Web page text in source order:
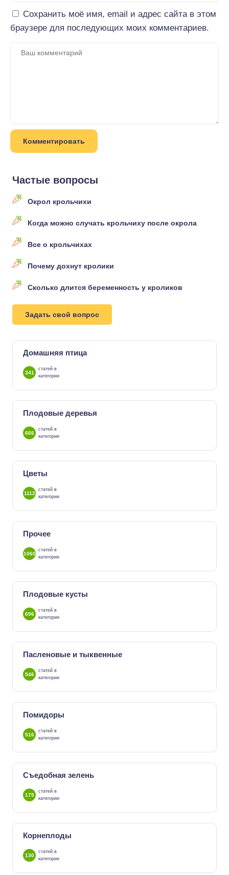
Сохранить моё имя, email и адрес сайта в этом
браузере для последующих моих комментариев.
Частые вопросы
Окрол крольчихи
Когда можно случать крольчиху после окрола
Все о крольчихах
Почему дохнут кролики
Сколько длится беременность у кроликов
Задать свой вопрос
Домашняя птица
341
статей в
категории
Плодовые деревья
666
статей в
категории
Цветы
1112
статей в
категории
Прочее
1060
статей в
категории
Плодовые кусты
696
статей в
категории
Пасленовые и тыквенные
546
статей в
категории
Помидоры
516
статей в
категории
Съедобная зелень
175
статей в
категории
Корнеплоды
130
статей в
категории